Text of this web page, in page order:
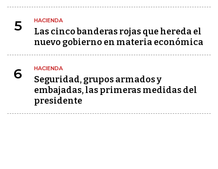
5 HACIENDA
Las cinco banderas rojas que hereda el
nuevo gobierno en materia económica
6 HACIENDA
Seguridad, grupos armados y
embajadas, las primeras medidas del
presidente